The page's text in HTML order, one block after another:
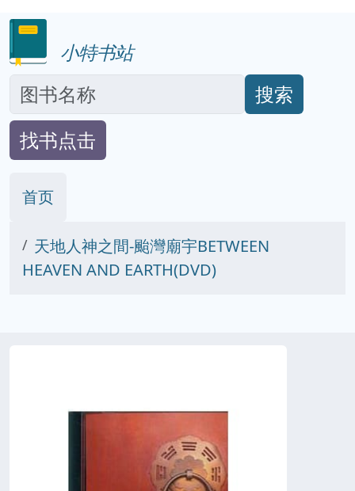
小特书站
搜索
找书点击
首页
天地人神之間-颱灣廟宇BETWEEN
HEAVEN AND EARTH(DVD)